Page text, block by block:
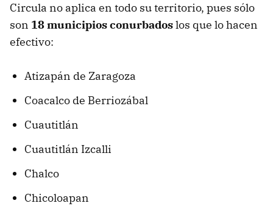
Circula no aplica en todo su territorio, pues sólo
son 18 municipios conurbadoslos que lo hacen
efectivo:
Atizapán de Zaragoza
Coacalco de Berriozábal
Cuautitlán
Cuautitlán Izcalli
Chalco
Chicoloapan